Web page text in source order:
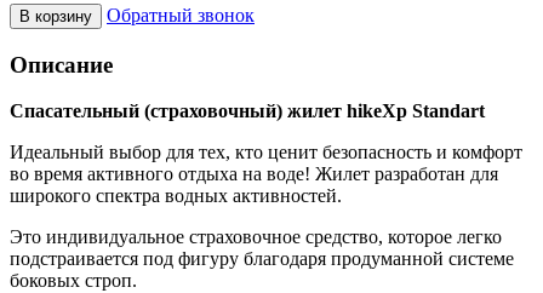
В корзину Обратный звонок
Описание
Спасательный (страховочный) жилет hikeXp Standart
Идеальный выбор для тех, кто ценит безопасность и комфорт
во время активного отдыха на воде! Жилет разработан для
широкого спектра водных активностей.
Это индивидуальное страховочное средство, которое легко
подстраивается под фигуру благодаря продуманной системе
боковых строп.